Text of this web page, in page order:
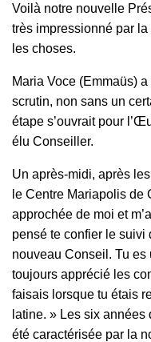
Voilà notre nouvelle
très impressionné par
les choses.
Maria Voce (Emmaüs)
scrutin, non sans un
étape s’ouvrait pour
élu Conseiller.
Un après-midi, après
le Centre Mariapolis de
approchée de moi et
pensé te confier le suivi
nouveau Conseil. Tu es
toujours apprécié les
faisais lorsque tu étais
latine. » Les six
été caractérisée par la